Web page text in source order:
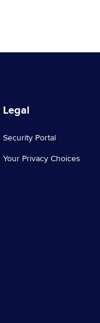
Legal
Security Portal
Your Privacy Choices